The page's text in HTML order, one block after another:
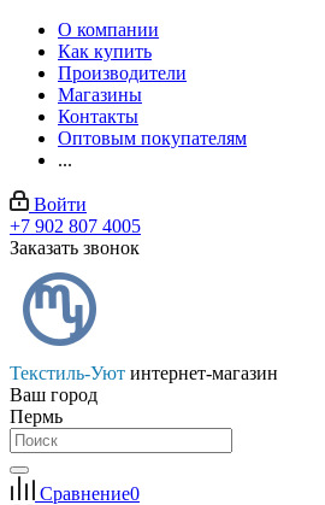
О компании
Как купить
Производители
Магазины
Контакты
Оптовым покупателям
...
Войти
+7 902 807 4005
Заказать звонок
Текстиль-Уют интернет-магазин
Ваш город
Пермь
Сравнение0